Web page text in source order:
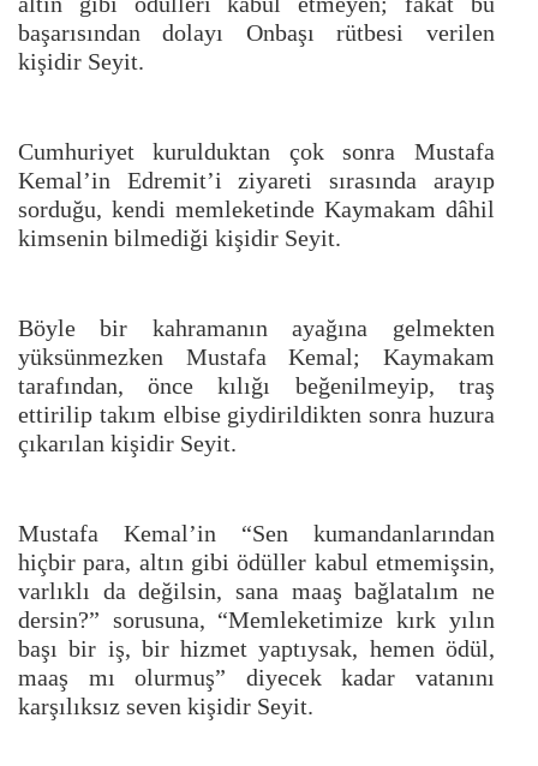
başarısından dolayı Onbaşı rütbesi verilen
kişidir Seyit.
Cumhuriyet kurulduktan çok sonra Mustafa
Kemal’in Edremit’i ziyareti sırasında arayıp
sorduğu, kendi memleketinde Kaymakam dâhil
kimsenin bilmediği kişidir Seyit.
Böyle bir kahramanın ayağına gelmekten
yüksünmezken Mustafa Kemal; Kaymakam
tarafından, önce kılığı beğenilmeyip, traş
ettirilip takım elbise giydirildikten sonra huzura
çıkarılan kişidir Seyit.
Mustafa Kemal’in “Sen kumandanlarından
hiçbir para, altın gibi ödüller kabul etmemişsin,
varlıklı da değilsin, sana maaş bağlatalım ne
dersin?” sorusuna, “Memleketimize kırk yılın
başı bir iş, bir hizmet yaptıysak, hemen ödül,
maaş mı olurmuş” diyecek kadar vatanını
karşılıksız seven kişidir Seyit.